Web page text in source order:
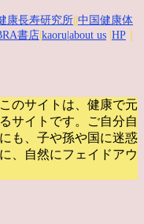
康長寿研究所 中国健康体
書店 kaoru |about us HP
のサイトは、健康で元
サイトです。
ご自分自
も、子や孫や国に迷惑
、自然にフェイドアウ